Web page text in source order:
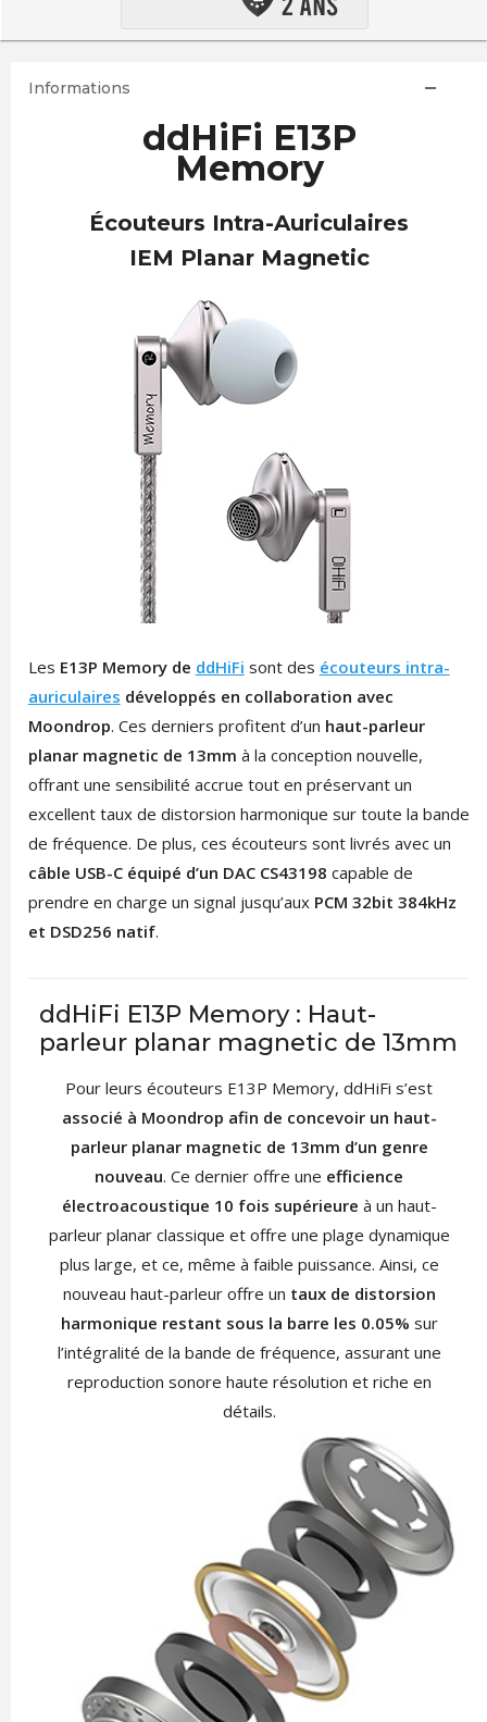
Informations
ddHiFi E13P
Memory
Écouteurs Intra-Auriculaires
IEM Planar Magnetic
Les E13P Memory de ddHiFi sont des écouteurs intra-
auriculaires développés en collaboration avec
Moondrop. Ces derniers profitent d’un haut-parleur
planar magnetic de 13mm à la conception nouvelle,
offrant une sensibilité accrue tout en préservant un
excellent taux de distorsion harmonique sur toute la bande
de fréquence. De plus, ces écouteurs sont livrés avec un
câble USB-C équipé d’un DAC CS43198 capable de
prendre en charge un signal jusqu’aux PCM 32bit 384kHz
et DSD256 natif.
ddHiFi E13P Memory : Haut-
parleur planar magnetic de 13mm
Pour leurs écouteurs E13P Memory, ddHiFi s’est
associé à Moondrop afin de concevoir un haut-
parleur planar magnetic de 13mm d’un genre
nouveau. Ce dernier offre une efficience
électroacoustique 10 fois supérieure à un haut-
parleur planar classique et offre une plage dynamique
plus large, et ce, même à faible puissance. Ainsi, ce
nouveau haut-parleur offre un taux de distorsion
harmonique restant sous la barre les 0.05% sur
l’intégralité de la bande de fréquence, assurant une
reproduction sonore haute résolution et riche en
détails.